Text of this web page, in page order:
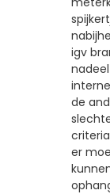
igv
de
er